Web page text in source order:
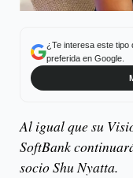
¿Te interesa este tipo
preferida en Google.
Al igual que su
SoftBank
socio Shu Nyatta.